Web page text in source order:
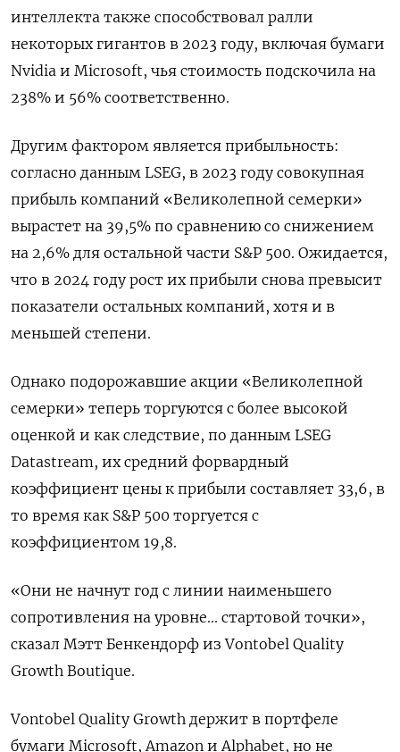
интеллекта также способствовал ралли
некоторых гигантов в 2023 году, включая бумаги
Nvidia и Microsoft, чья стоимость подскочила на
238% и 56% соответственно.
Другим фактором является прибыльность:
согласно данным LSEG, в 2023 году совокупная
прибыль компаний «Великолепной семерки»
вырастет на 39,5% по сравнению со снижением
на 2,6% для остальной части S&P 500. Ожидается,
что в 2024 году рост их прибыли снова превысит
показатели остальных компаний, хотя и в
меньшей степени.
Однако подорожавшие акции «Великолепной
семерки» теперь торгуются с более высокой
оценкой и как следствие, по данным LSEG
Datastream, их средний форвардный
коэффициент цены к прибыли составляет 33,6, в
то время как S&P 500 торгуется с
коэффициентом 19,8.
«Они не начнут год с линии наименьшего
сопротивления на уровне... стартовой точки»,
сказал Мэтт Бенкендорф из Vontobel Quality
Growth Boutique.
Vontobel Quality Growth держит в портфеле
бумаги Microsoft, Amazon и Alphabet, но не